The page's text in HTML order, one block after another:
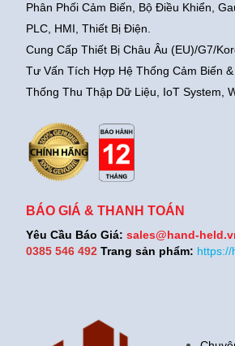
Phân Phối Cảm Biến, Bộ Điều Khiển,
PLC, HMI, Thiết Bị Điện.
Cung Cấp Thiết Bị Châu Âu (EU)/G7/
Tư Vấn Tích Hợp Hệ Thống Cảm Biến
Thống Thu Thập Dữ Liệu, IoT System,
BÁO GIÁ & THANH TOÁN
Yêu Cầu Báo Giá: sales@hand-
0385 546 492Trang sản phẩm: